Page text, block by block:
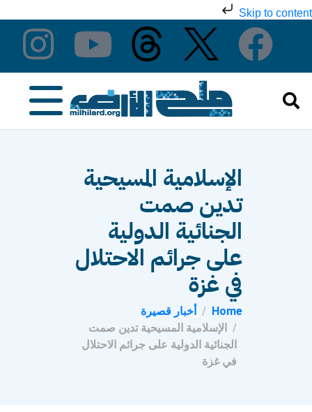
Skip to content
الإسلامية المسيحية
تدين صمت
الجنائية الدولية
على جرائم الاحتلال
في غزة
Home
أخبار قصيرة
الإسلامية المسيحية تدين صمت
الجنائية الدولية على جرائم الاحتلال
في غزة